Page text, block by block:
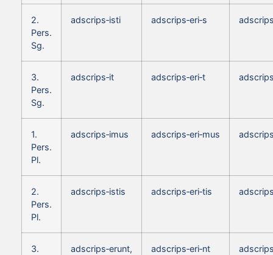
2.
Pers.
Sg.
adscrips‑isti adscrips‑eri‑s
3.
Pers.
Sg.
adscrips‑it adscrips‑eri‑t
1.
Pers.
Pl.
adscrips‑imus adscrips‑eri‑mus
2.
Pers.
Pl.
adscrips‑istis adscrips‑eri‑tis
3.
adscrips‑erunt,
adscrips‑eri‑nt